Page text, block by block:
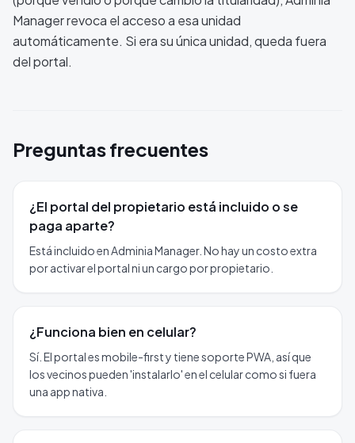
Manager revoca el acceso a esa unidad
automáticamente. Si era su única unidad, queda fuera
del portal.
Preguntas frecuentes
¿El portal del propietario está incluido o se
paga aparte?
Está incluido en Adminia Manager. No hay un costo extra
por activar el portal ni un cargo por propietario.
¿Funciona bien en celular?
Sí. El portal es mobile-first y tiene soporte PWA, así que
los vecinos pueden 'instalarlo' en el celular como si fuera
una app nativa.